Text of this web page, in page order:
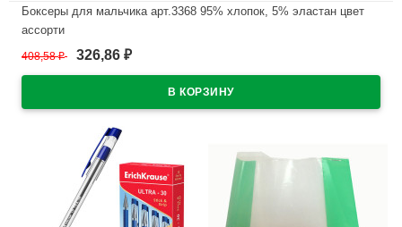
Боксеры для мальчика арт.3368 95% хлопок, 5% эластан цвет
ассорти
В наличии
408,58₽ 326,86 ₽